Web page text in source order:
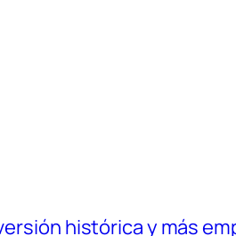
histórica y más